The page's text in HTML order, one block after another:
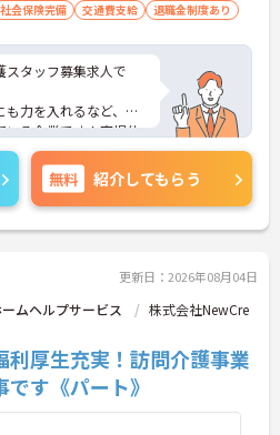
社会保険完備 交通費支給 退職金制度あり
スタッフ募集求人で
力を入れるなど、ス
いる企業です！育児休
長く安心して勤務でき
イントなど、さらに詳
にご相談ください。
無料 紹介してもらう
更新日：2026年08月04日
ムヘルプサービス
株式会社NewCre
利厚生充実！訪問介護事業
す《パート》